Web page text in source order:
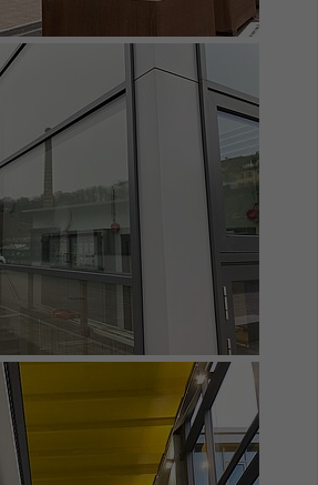
Cookie teilt der Webseite mit, ob
im Typo3-Backend
ist und Rechte besitzt diese